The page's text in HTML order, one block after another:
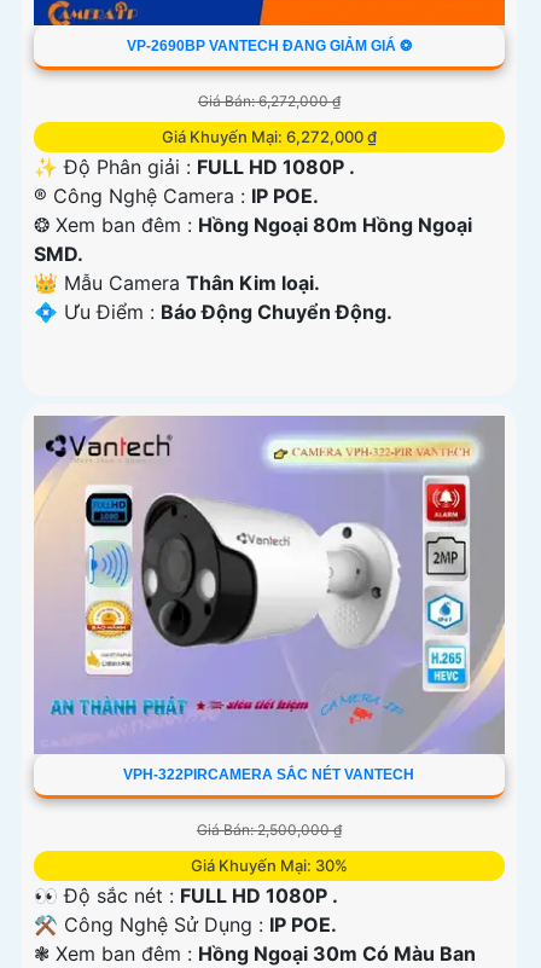
VP-2690BP VANTECH ĐANG GIẢM GIÁ ❂
Giá Bán: 6,272,000 ₫
Giá Khuyến Mại: 6,272,000 ₫
✨ Độ Phân giải : FULL HD 1080P .
®️ Công Nghệ Camera : IP POE.
❂ Xem ban đêm : Hồng Ngoại 80m Hồng Ngoại
SMD.
👑 Mẫu Camera Thân Kim loại.
️💠 Ưu Điểm : Báo Động Chuyển Động.
VPH-322PIRCAMERA SẮC NÉT VANTECH
Giá Bán: 2,500,000 ₫
Giá Khuyến Mại: 30%
👀 Độ sắc nét : FULL HD 1080P .
⚒ Công Nghệ Sử Dụng : IP POE.
❃ Xem ban đêm : Hồng Ngoại 30m Có Màu Ban